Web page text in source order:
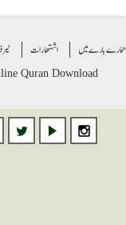
بارے میں اشتهارات ٹیرف
Online Quran Download